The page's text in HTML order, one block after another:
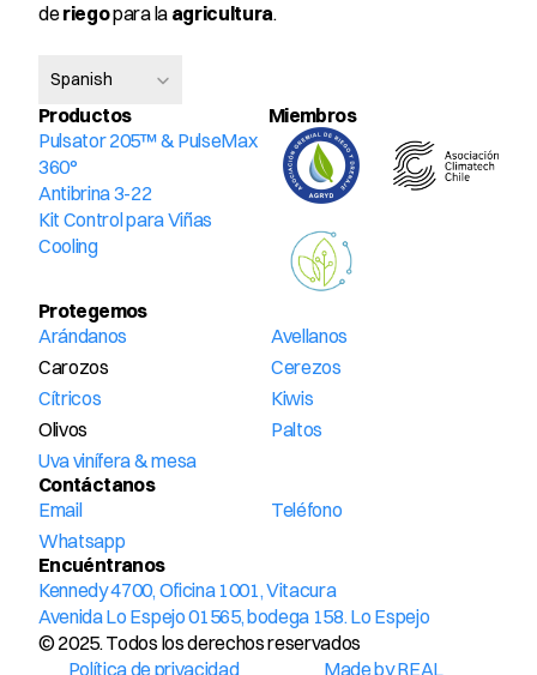
de riego para la agricultura.
Spanish
Productos
Pulsator 205™ & PulseMax
360°
Antibrina 3-22
Kit Control para Viñas
Cooling
Miembros
Protegemos
Arándanos
Avellanos
Carozos
Cerezos
Cítricos
Kiwis
Olivos
Paltos
Uva vinífera & mesa
Contáctanos
Email
Teléfono
Whatsapp
Encuéntranos
Kennedy 4700, Oficina 1001, Vitacura
Avenida Lo Espejo 01565, bodega 158. Lo Espejo
© 2025. Todos los derechos reservados
Política de privacidad
Made by REAL